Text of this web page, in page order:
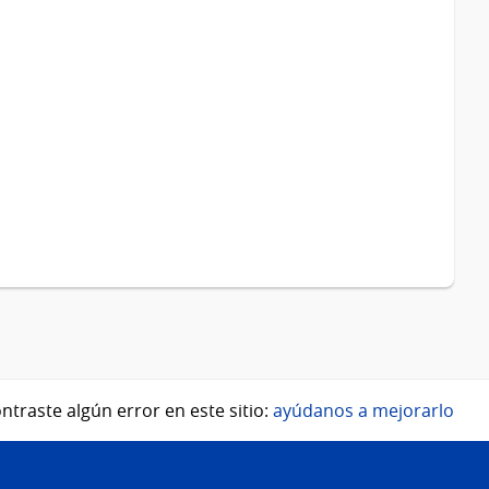
algún error en este sitio: ayúdanos a mejorarlo